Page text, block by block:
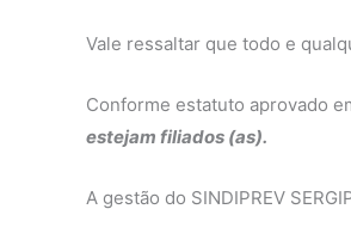
Vale ressaltar que todo e
Conforme estatuto aprovado
estejam filiados (as).
A gestão do SINDIPREV